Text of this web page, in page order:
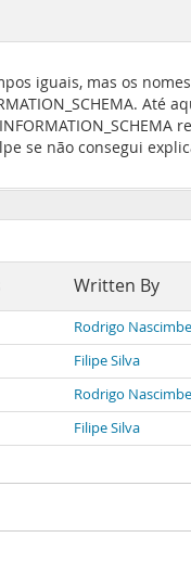
iguais, mas os
Até
se não consegui
Written By
Rodrigo
Filipe Silva
Rodrigo
Filipe Silva